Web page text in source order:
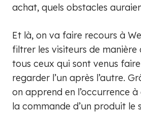
achat, quels obstacles
Et là, on va faire recours à
filtrer les visiteurs de manière
tous ceux qui sont venus
regarder l’un après l’autre.
on apprend en l’occurrence
la commande d’un produit le